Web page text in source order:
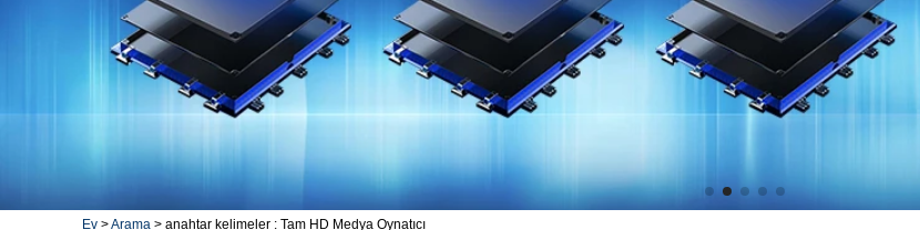
Ev >Arama > anahtar kelimeler : Tam HD Medya Oynatıcı